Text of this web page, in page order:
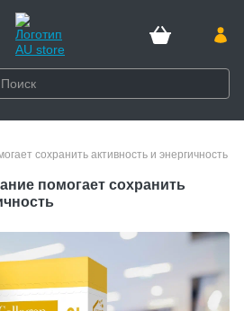
сохранить активность и энергичность
помогает сохранить